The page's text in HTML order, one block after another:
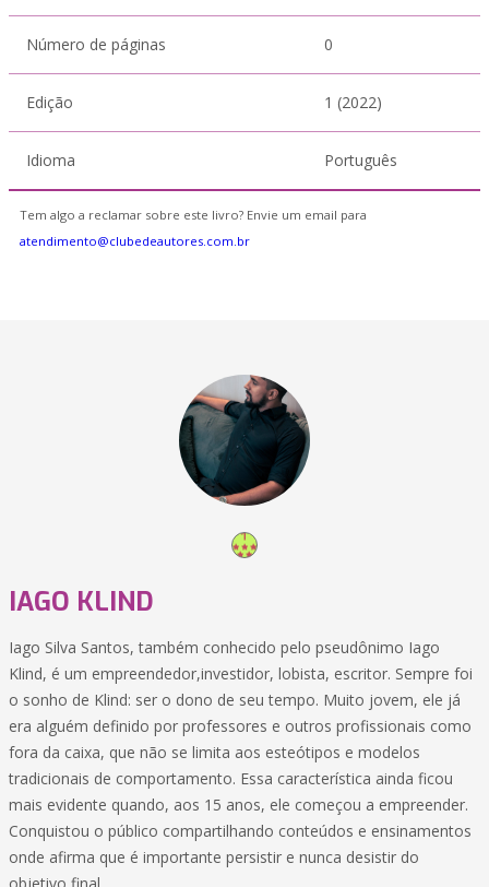
Número de páginas 0
Edição 1 (2022)
Idioma Português
Tem algo a reclamar sobre este livro? Envie um email para
atendimento@clubedeautores.com.br
IAGO KLIND
Iago Silva Santos, também conhecido pelo pseudônimo Iago
Klind, é um empreendedor,investidor, lobista, escritor. Sempre foi
o sonho de Klind: ser o dono de seu tempo. Muito jovem, ele já
era alguém definido por professores e outros profissionais como
fora da caixa, que não se limita aos esteótipos e modelos
tradicionais de comportamento. Essa característica ainda ficou
mais evidente quando, aos 15 anos, ele começou a empreender.
Conquistou o público compartilhando conteúdos e ensinamentos
onde afirma que é importante persistir e nunca desistir do